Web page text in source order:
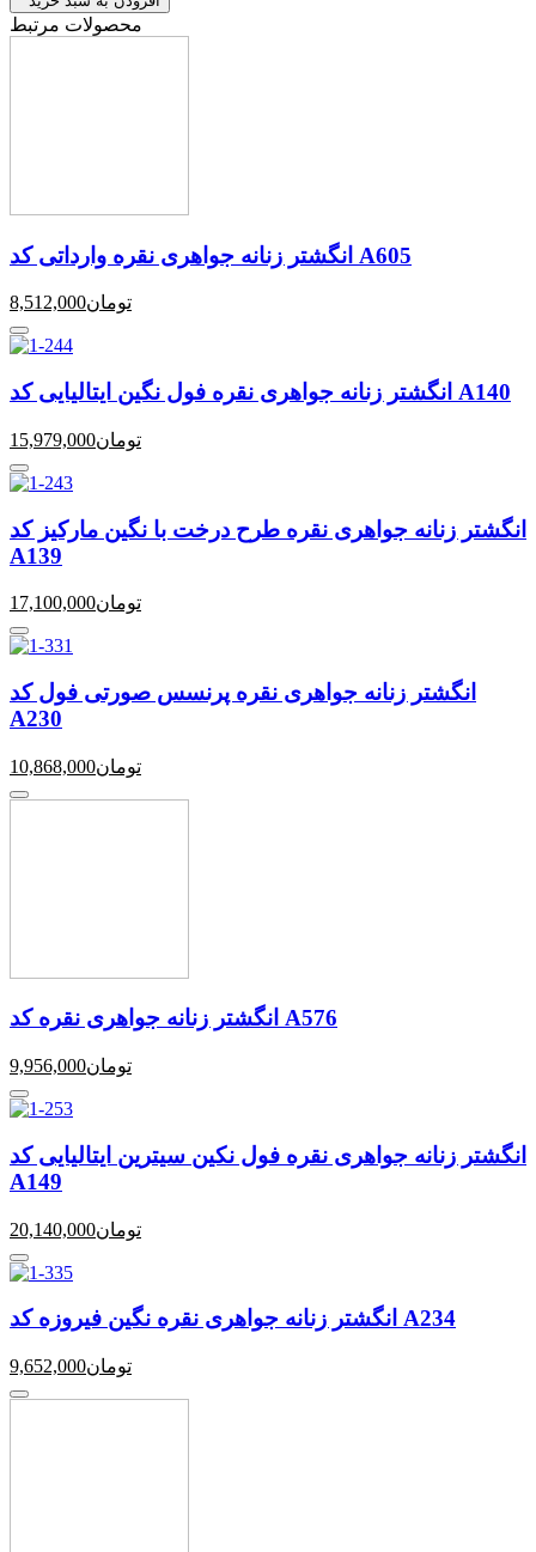
محصولات مرتبط
انگشتر زنانه جواهری نقره وارداتی کد A605
8,512,000تومان
انگشتر زنانه جواهری نقره فول نگین ایتالیایی کد A140
15,979,000تومان
انگشتر زنانه جواهری نقره طرح درخت با نگین مارکیز کد
A139
17,100,000تومان
انگشتر زنانه جواهری نقره پرنسس صورتی فول کد
A230
10,868,000تومان
انگشتر زنانه جواهری نقره کد A576
9,956,000تومان
انگشتر زنانه جواهری نقره فول نکین سیترین ایتالیایی کد
A149
20,140,000تومان
انگشتر زنانه جواهری نقره نگین فیروزه کد A234
9,652,000تومان